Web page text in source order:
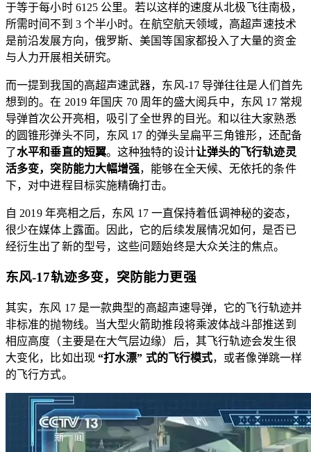
于等于每小时 6125 公里。若以这样的速度从北极飞往南极，
所需时间不到 3 个半小时。在航空航天领域，高超声速技术
是前沿发展方向，俄罗斯、美国等国家都投入了大量的资金
与人力开展相关研究。
而一提到我国的高超声速武器，东风-17 导弹往往是人们首先
想到的。在 2019 年国庆 70 周年的盛大阅兵中，东风 17 常规
导弹首次公开亮相，吸引了全世界的目光。和以往大家熟悉
的圆锥形弹头不同，东风 17 的弹头呈扁平三角锥形，还配备
了水平和垂直的短翼。这种独特的设计让弹头的飞行轨迹灵
活多变，突防能力大幅增强，能够在全天候、无依托的条件
下，对中进程目标实施精确打击。
自 2019 年亮相之后，东风 17 一直保持着低调神秘的姿态，
很少在媒体上露面。因此，它的后续发展情况如何，是否已
经衍生出了新的型号，这些问题始终是大众关注的焦点。
东风-17轨迹多变，突防能力更强
其实，东风 17 是一款典型的高超声速导弹，它的飞行轨迹并
非标准的抛物线。当大型火箭助推段将乘波体战斗部推送到
相应高度（主要是在大气层边缘）后，其飞行轨迹会发生很
大变化，比如出现 “打水漂” 式的飞行模式，或者像弹跳一样
的飞行方式。